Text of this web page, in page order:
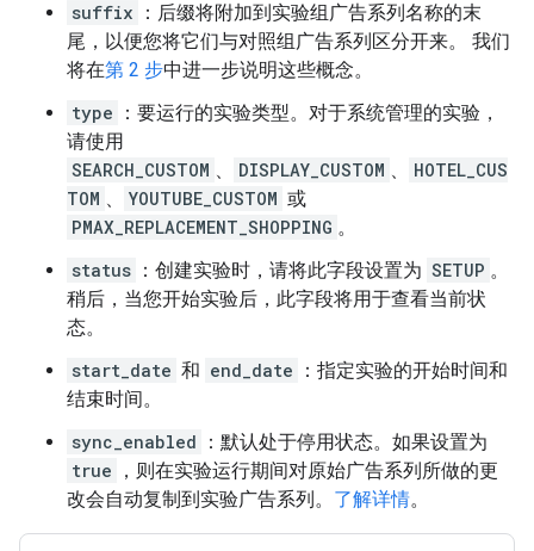
suffix
：后缀将附加到实验组广告系列名称的末
尾，以便您将它们与对照组广告系列区分开来。 我们
将在第 2 步中进一步说明这些概念。
type
：要运行的实验类型。对于系统管理的实验，
请使用
SEARCH_CUSTOM 、 DISPLAY_CUSTOM 、
HOTEL_CUS
TOM 、 YOUTUBE_CUSTOM 或
PMAX_REPLACEMENT_SHOPPING 。
status ：创建实验时，请将此字段设置为 SETUP 。
稍后，当您开始实验后，此字段将用于查看当前状
态。
start_date 和 end_date
：指定实验的开始时间和
结束时间。
sync_enabled
：默认处于停用状态。如果设置为
true
，则在实验运行期间对原始广告系列所做的更
改会自动复制到实验广告系列。 了解详情。